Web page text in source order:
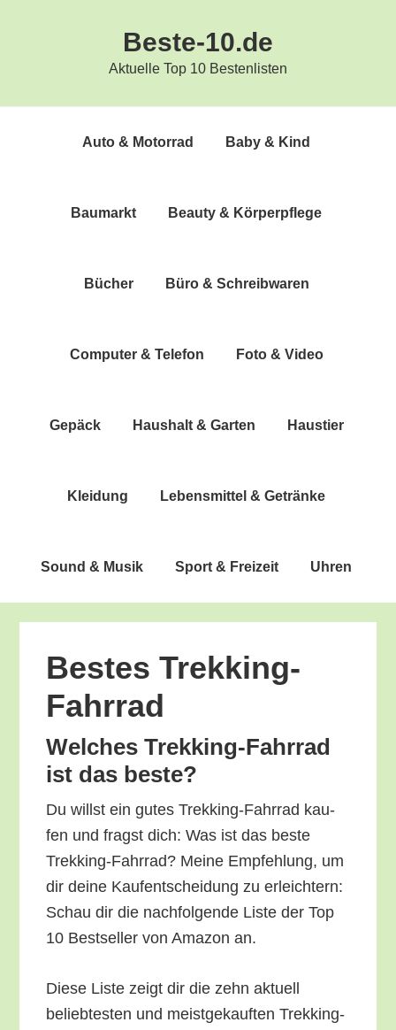
Beste-10.de
Aktuelle Top 10 Bestenlisten
Auto & Motorrad Baby & Kind
Bau­markt Beau­ty & Körperpflege
Bücher Büro & Schreibwaren
Com­pu­ter & Telefon Foto & Video
Gepäck Haus­halt & Garten Haus­tier
Klei­dung Lebens­mit­tel & Getränke
Sound & Musik Sport & Freizeit Uhren
Bes­tes Trekking-
Fahrrad
Wel­ches Trek­king-Fahr­rad
ist das beste?
Du willst ein gutes Trek­king-Fahr­rad kau­
fen und fragst dich: Was ist das bes­te
Trek­king-Fahr­rad? Mei­ne Emp­feh­lung, um
dir dei­ne Kauf­ent­schei­dung zu erleich­tern:
Schau dir die nach­fol­gen­de Lis­te der Top
10 Best­sel­ler von Ama­zon an.
Die­se Lis­te zeigt dir die zehn aktu­ell
belieb­tes­ten und meist­ge­kauf­ten Trek­king-